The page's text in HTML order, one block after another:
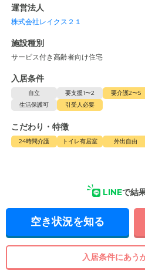
運営法人
株式会社レイクス２１
施設種別
サービス付き高齢者向け住宅
入居条件
自立 要支援1〜2 要介護2〜5
生活保護可
引受人必要
こだわり・特徴
24時間介護 トイレ有居室 外出自由
LINEで結
空き状況を知る
入居条件にあう